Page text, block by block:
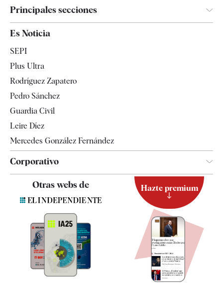
Principales secciones
España
Televisión
Es Noticia
SEPI
Plus Ultra
Rodríguez Zapatero
Pedro Sánchez
Guardia Civil
Leire Díez
Mercedes González Fernández
Corporativo
Contacto
Quiénes somos
Especificaciones
Otras webs de Hazte premium